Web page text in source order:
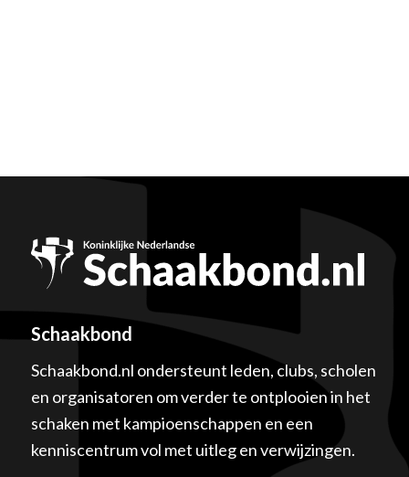
Schaakbond
Schaakbond.nl ondersteunt leden, clubs, scholen
en organisatoren om verder te ontplooien in het
schaken met kampioenschappen en een
kenniscentrum vol met uitleg en verwijzingen.